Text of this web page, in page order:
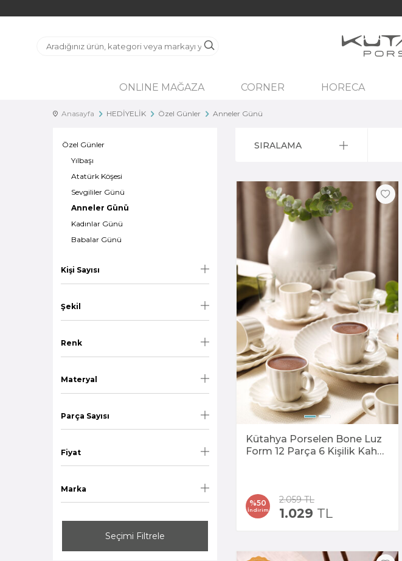
ONLINE MAĞAZA CORNER HORECA
Anasayfa HEDİYELİK Özel Günler Anneler Günü
Özel Günler
Yılbaşı
Atatürk Köşesi
Sevgililer Günü
Anneler Günü
Kadınlar Günü
Babalar Günü
Marka
Kişi Sayısı
Şekil
Renk
Materyal
Parça Sayısı
Fiyat
Seçimi Filtrele
SIRALAMA
Kütahya Porselen Bone Luz
Form 12 Parça 6 Kişilik Kahve
%50
İndirim
2.059TL
1.029 TL